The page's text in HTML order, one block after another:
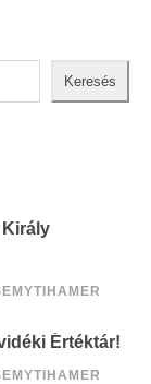
Keresés
Király
Értéktár!